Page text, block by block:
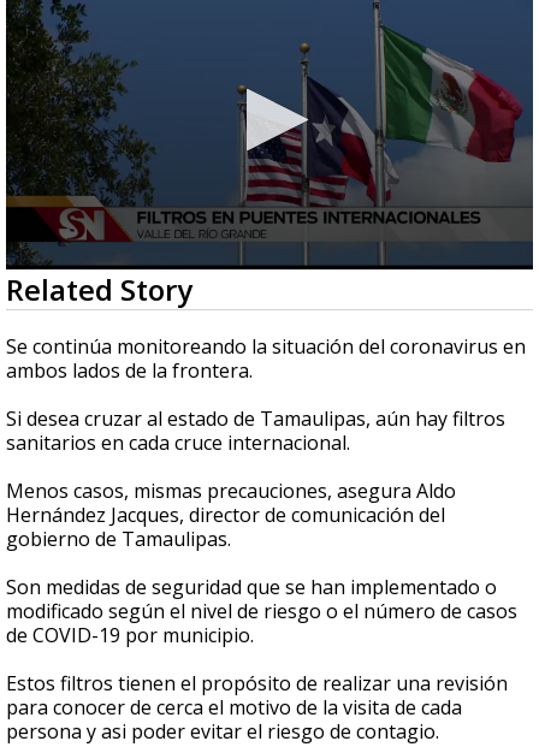
0
seconds
of
3
minutes,
2
Related Story
Se continúa monitoreando la situación del coronavirus en
ambos lados de la frontera.
Si desea cruzar al estado de Tamaulipas, aún hay filtros
sanitarios en cada cruce internacional.
Menos casos, mismas precauciones, asegura Aldo
Hernández Jacques, director de comunicación del
gobierno de Tamaulipas.
Son medidas de seguridad que se han implementado o
modificado según el nivel de riesgo o el número de casos
de COVID-19 por municipio.
Estos filtros tienen el propósito de realizar una revisión
para conocer de cerca el motivo de la visita de cada
persona y asi poder evitar el riesgo de contagio.